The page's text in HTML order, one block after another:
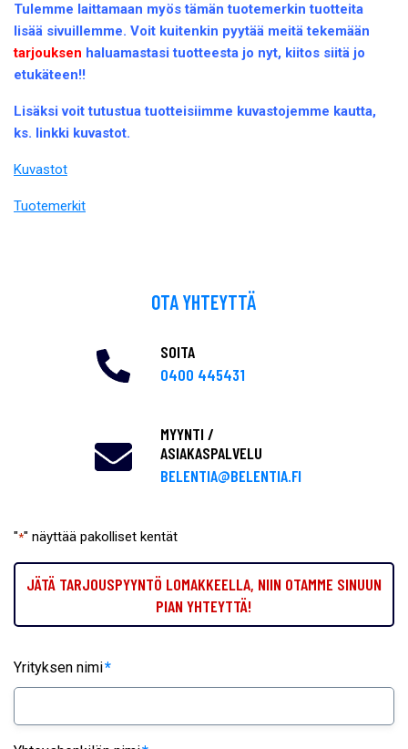
Tulemme laittamaan myös tämän tuotemerkin tuotteita
lisää sivuillemme. Voit kuitenkin pyytää meitä tekemään
tarjouksen haluamastasi tuotteesta jo nyt, kiitos siitä jo
etukäteen!!
Lisäksi voit tutustua tuotteisiimme kuvastojemme kautta,
ks. linkki kuvastot.
Kuvastot
Tuotemerkit
OTA YHTEYTTÄ
"*" näyttää pakolliset kentät
JÄTÄ TARJOUSPYYNTÖ LOMAKKEELLA, NIIN OTAMME SINUUN
PIAN YHTEYTTÄ!
Yrityksen nimi*
SOITA
0400 445431
MYYNTI /
ASIAKASPALVELU
BELENTIA@BELENTIA.FI